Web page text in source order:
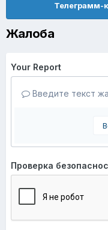
Телеграмм-
Жалоба
Your Report
Введите текст
Проверка